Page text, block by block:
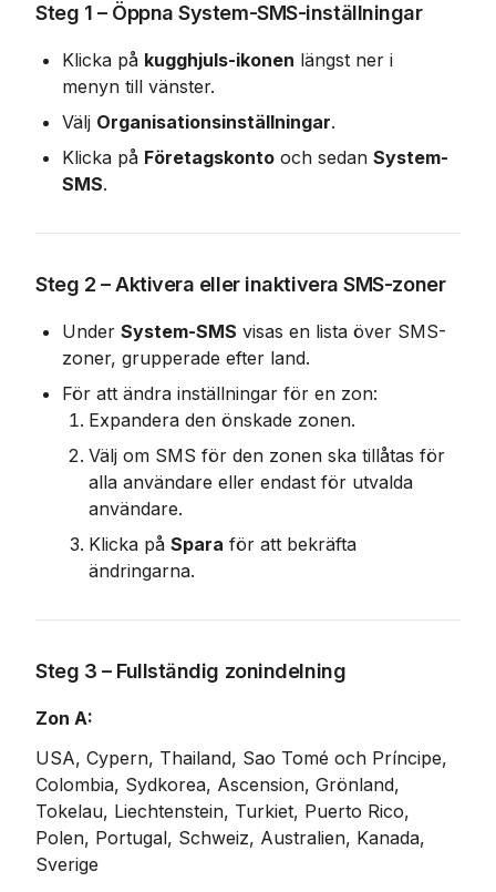
Steg 1 – Öppna System-SMS-inställningar
Klicka på kugghjuls-ikonen längst ner i
menyn till vänster.
Välj Organisationsinställningar.
Klicka på Företagskonto och sedan System-
SMS.
Steg 2 – Aktivera eller inaktivera SMS-zoner
Under System-SMS visas en lista över SMS-
zoner, grupperade efter land.
För att ändra inställningar för en zon:
Expandera den önskade zonen.
Välj om SMS för den zonen ska tillåtas för
alla användare eller endast för utvalda
användare.
Klicka på Spara för att bekräfta
ändringarna.
Steg 3 – Fullständig zonindelning
Zon A:
USA, Cypern, Thailand, Sao Tomé och Príncipe,
Colombia, Sydkorea, Ascension, Grönland,
Tokelau, Liechtenstein, Turkiet, Puerto Rico,
Polen, Portugal, Schweiz, Australien, Kanada,
Sverige